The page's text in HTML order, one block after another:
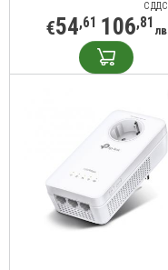
С ДДС
€54,61 106,81 лв